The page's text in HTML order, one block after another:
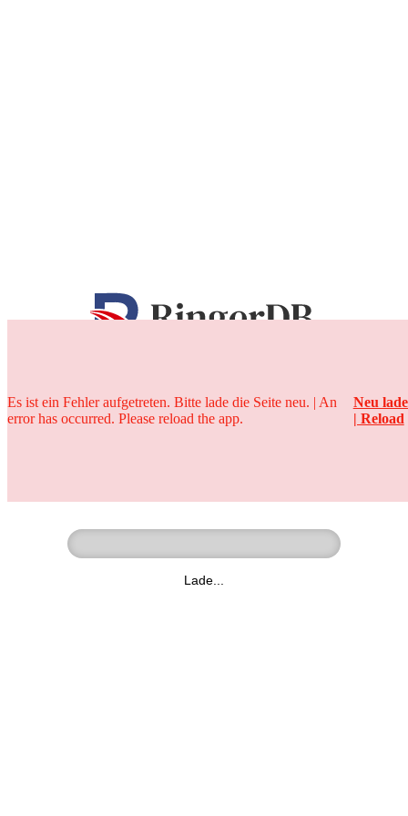
25 Jahre
Lade...
Es ist ein Fehler aufgetreten. Bitte lade die Seite neu. | An
error has occurred. Please reload the app.
Neu
| Reload